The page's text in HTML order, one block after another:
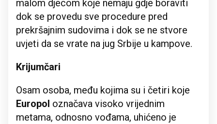
malom djecom koje nemaju gdje boraviti
dok se provedu sve procedure pred
prekršajnim sudovima i dok se ne stvore
uvjeti da se vrate na jug Srbije u kampove.
Krijumčari
Osam osoba, među kojima su i četiri koje
Europol označava visoko vrijednim
metama, odnosno vođama, uhićeno je